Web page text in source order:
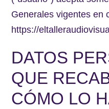
Generales vigentes en
https://
DATOS
QUE
CÓMO LO